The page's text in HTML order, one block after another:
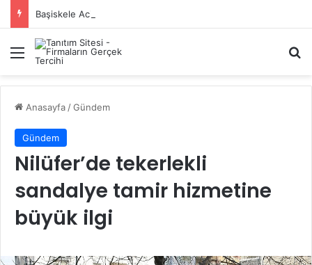
Başiskele Acil Çilingir Hizmeti İçin Doğru Adres Neresi?
Menü
Anasayfa /Gündem
Gündem
Nilüfer’de tekerlekli
sandalye tamir hizmetine
büyük ilgi